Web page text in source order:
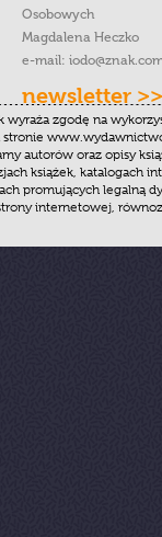
Osobowych
Magdalena Heczko
e-mail:
newsletter >>
wyraża zgodę na
stronie
autorów oraz opisy
książek, katalogach
promujących legalną
internetowej,